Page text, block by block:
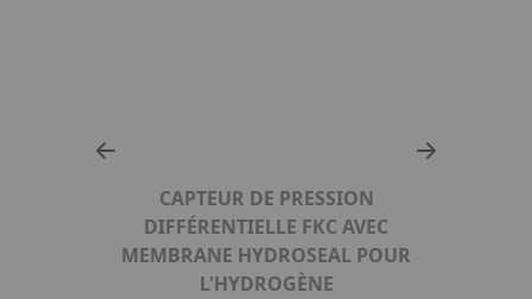
CAPTEUR DE PRESSION
DIFFÉRENTIELLE FKC AVEC
MEMBRANE HYDROSEAL POUR
L'HYDROGÈNE